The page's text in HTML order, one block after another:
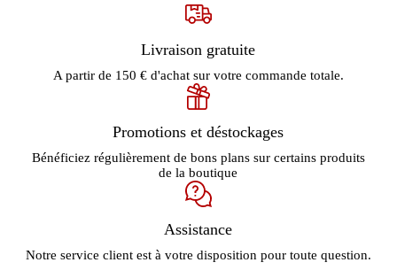
Livraison gratuite
A partir de 150 € d'achat sur votre commande totale.
Promotions et déstockages
Bénéficiez régulièrement de bons plans sur certains produits
de la boutique
Assistance
Notre service client est à votre disposition pour toute question.